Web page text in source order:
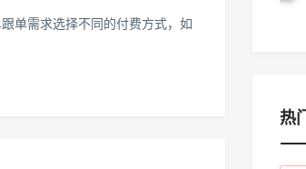
单需求选择不同的付费方式，如
热